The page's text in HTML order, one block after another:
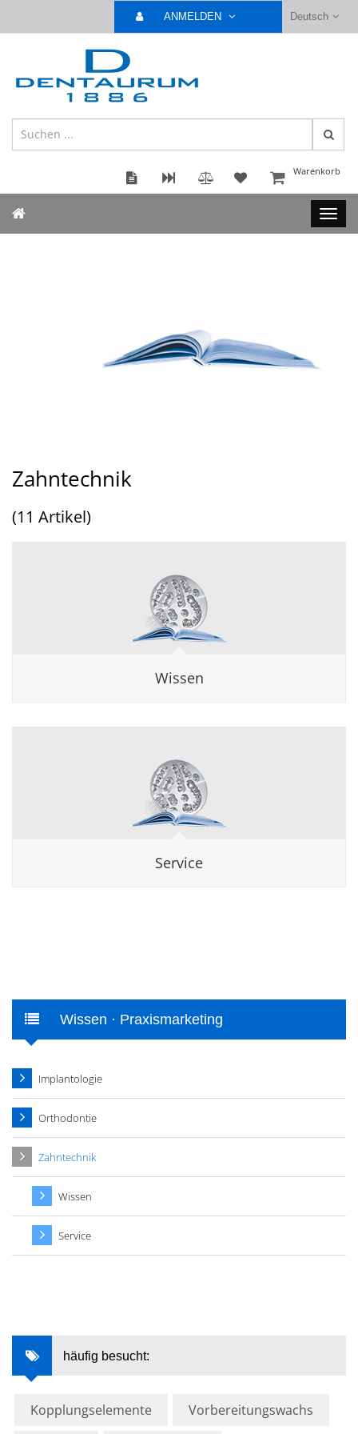
Deutsch
ANMELDEN
Warenkorb
Zahntechnik
(11 Artikel)
Wissen
Service
Wissen · Praxismarketing
Implantologie
Orthodontie
Zahntechnik
Wissen
Service
häufig besucht:
Kopplungselemente Vorbereitungswachs